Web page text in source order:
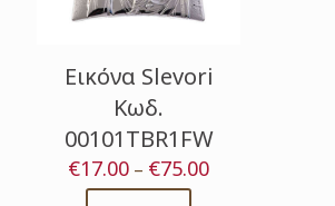
Εικόνα Slevori
Κωδ.
00101TBR1FW
€17.00 – €75.00Price